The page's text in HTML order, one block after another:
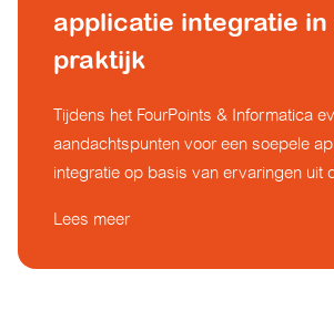
applicatie integratie in
praktijk
Tijdens het FourPoints & Informatica
aandachtspunten voor een soepele
integratie op basis van ervaringen uit
Lees meer